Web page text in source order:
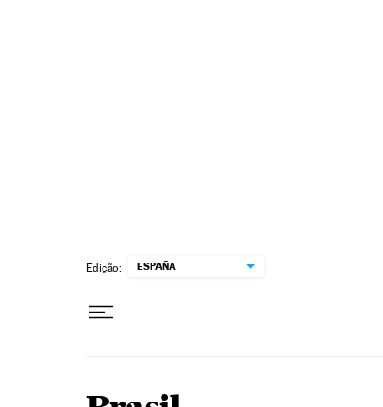
Edição: ESPAÑA